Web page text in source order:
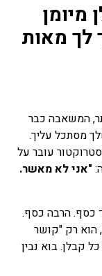
מיומן
לך מאות
המשאבה כבר
שלך מסתכל עליך.
עובר על
"אני לא מאשר.
כסף. הרבה כסף.
הוא רק "קושר
קבלן. בוא נבין